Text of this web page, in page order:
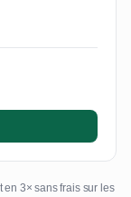
en 3× sans frais sur les